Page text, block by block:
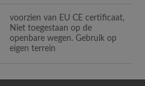
voorzien van EU CE certificaat,
Niet toegestaan op de
openbare wegen. Gebruik op
eigen terrein